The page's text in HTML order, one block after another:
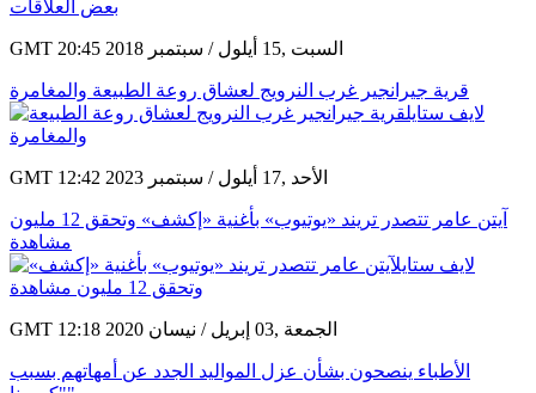
GMT 20:45 2018 السبت ,15 أيلول / سبتمبر
قرية جيرانجير غرب النرويج لعشاق روعة الطبيعة والمغامرة
GMT 12:42 2023 الأحد ,17 أيلول / سبتمبر
آيتن عامر تتصدر تريند «يوتيوب» بأغنية «إكشف» وتحقق 12 مليون
مشاهدة
GMT 12:18 2020 الجمعة ,03 إبريل / نيسان
الأطباء ينصحون بشأن عزل المواليد الجدد عن أمهاتهم بسبب